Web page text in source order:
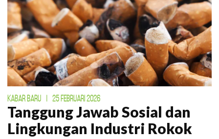
KABAR BARU 25 FEBRUARI 2026
Tanggung Jawab Sosial dan
Lingkungan Industri Rokok